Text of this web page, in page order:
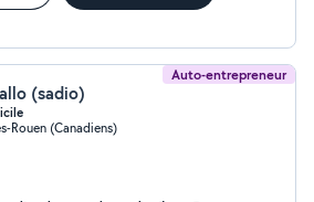
Auto-entrepreneur
(sadio)
Rouen (Canadiens)